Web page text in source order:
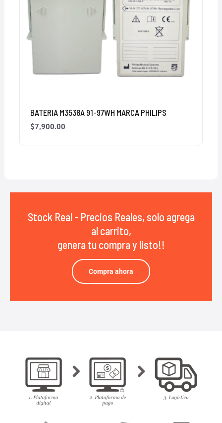
BATERIA M3538A 91-97WH MARCA PHILIPS
$7,900.00
Stock Real - Precios Reales, solo agrega
al carrito,
genera tu compra y listo!!
Compra ahora